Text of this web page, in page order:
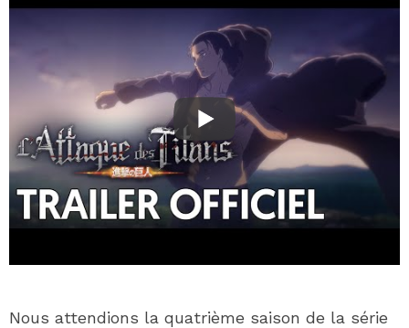
Nous attendions la quatrième saison de la série